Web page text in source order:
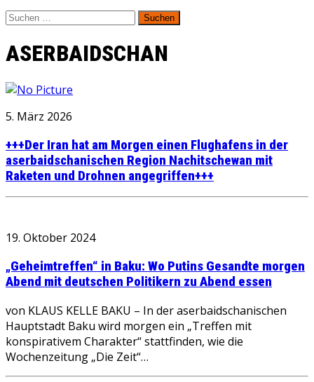
Suchen
nach:
ASERBAIDSCHAN
5. März 2026
+++Der Iran hat am Morgen einen Flughafens in der
aserbaidschanischen Region Nachitschewan mit
Raketen und Drohnen angegriffen+++
19. Oktober 2024
„Geheimtreffen“ in Baku: Wo Putins Gesandte morgen
Abend mit deutschen Politikern zu Abend essen
von KLAUS KELLE BAKU – In der aserbaidschanischen
Hauptstadt Baku wird morgen ein „Treffen mit
konspirativem Charakter“ stattfinden, wie die
Wochenzeitung „Die Zeit“…